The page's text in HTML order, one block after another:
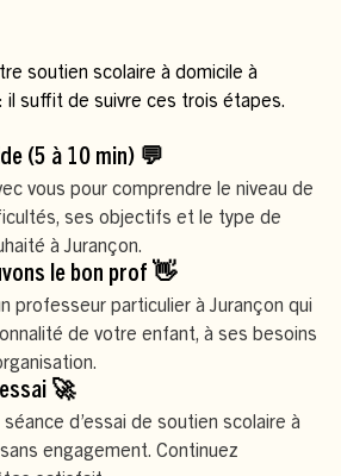
soutien scolaire à domicile à
il suffit de suivre ces trois étapes.
(5 à 10 min) 💬
vous pour comprendre le niveau de
ses objectifs et le type de
à Jurançon.
le bon prof 👋
professeur particulier à Jurançon qui
de votre enfant, à ses besoins
🚀
d’essai de soutien scolaire à
engagement. Continuez